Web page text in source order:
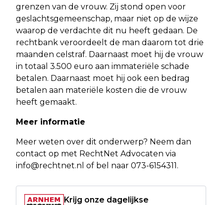
grenzen van de vrouw. Zij stond open voor
geslachtsgemeenschap, maar niet op de wijze
waarop de verdachte dit nu heeft gedaan. De
rechtbank veroordeelt de man daarom tot drie
maanden celstraf. Daarnaast moet hij de vrouw
in totaal 3.500 euro aan immateriële schade
betalen. Daarnaast moet hij ook een bedrag
betalen aan materiële kosten die de vrouw
heeft gemaakt.
Meer informatie
Meer weten over dit onderwerp? Neem dan
contact op met RechtNet Advocaten via
info@rechtnet.nl of bel naar 073-6154311.
Krijg onze dagelijkse